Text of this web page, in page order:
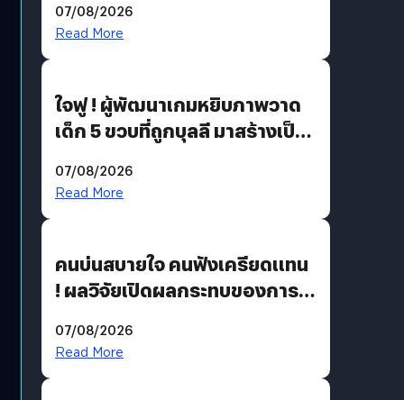
อวกาศเต็มสูบ
07/08/2026
Read More
ใจฟู ! ผู้พัฒนาเกมหยิบภาพวาด
เด็ก 5 ขวบที่ถูกบุลลี มาสร้างเป็น
07/08/2026
Read More
คนบ่นสบายใจ คนฟังเครียดแทน
! ผลวิจัยเปิดผลกระทบของการ
07/08/2026
Read More